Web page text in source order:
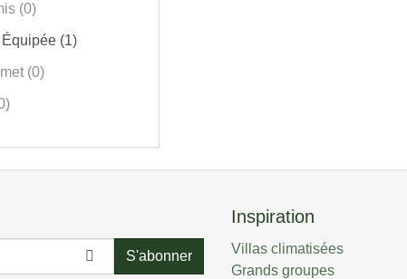
(0)
(1)
(0)
S'abonner
Inspiration
Villas climatisées
Grands groupes